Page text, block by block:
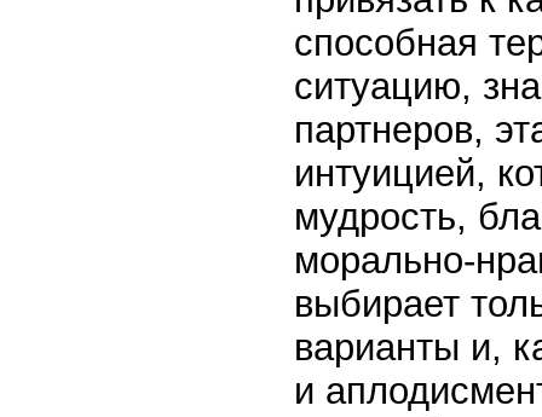
способная
ситуацию,
партнеров,
интуицией,
мудрость,
морально-
выбирает
варианты и,
и